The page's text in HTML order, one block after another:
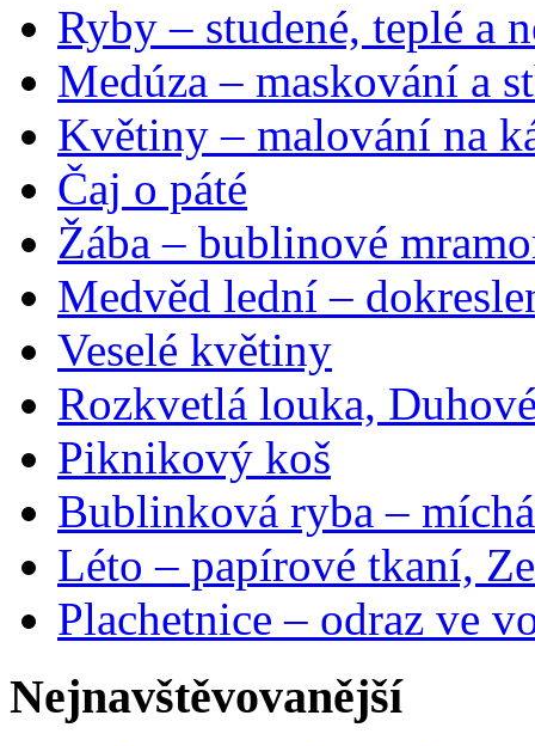
Ryby – studené, teplé a
Medúza – maskování a
Květiny – malování na
Čaj o páté
Žába – bublinové
Medvěd lední –
Veselé květiny
Rozkvetlá louka,
Piknikový koš
Bublinková ryba –
Léto – papírové tkaní,
Plachetnice – odraz ve
Nejnavštěvovanější